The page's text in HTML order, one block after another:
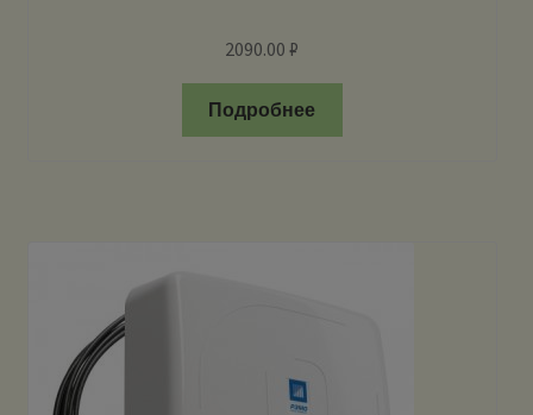
2090.00₽
Подробнее